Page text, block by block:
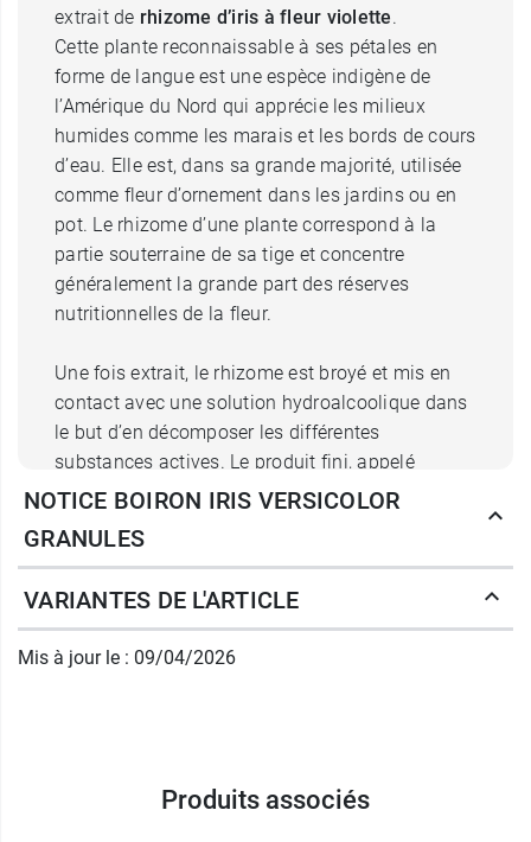
extrait de rhizome d’iris à fleur violette.
Cette plante reconnaissable à ses pétales en
forme de langue est une espèce indigène de
l’Amérique du Nord qui apprécie les milieux
humides comme les marais et les bords de cours
d’eau. Elle est, dans sa grande majorité, utilisée
comme fleur d’ornement dans les jardins ou en
pot. Le rhizome d’une plante correspond à la
partie souterraine de sa tige et concentre
généralement la grande part des réserves
nutritionnelles de la fleur.
Une fois extrait, le rhizome est broyé et mis en
contact avec une solution hydroalcoolique dans
le but d’en décomposer les différentes
substances actives. Le produit fini, appelé
teinture mère, est ensuite dilué au centième dans
effets potentiellement toxiques. Plusieurs
de dilutions successivement réalisées. Le chiffre
nombre de dilutions.
NOTICE BOIRON IRIS VERSICOLOR
GRANULES
VARIANTES DE L'ARTICLE
Mis à jour le : 09/04/2026
Produits associés